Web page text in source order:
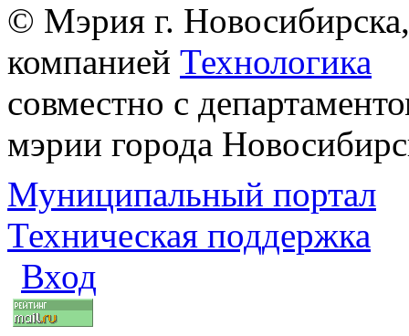
© Мэрия г.
компанией Технологика
совместно с
мэрии города
Муниципальный портал
Техническая поддержка
Вход